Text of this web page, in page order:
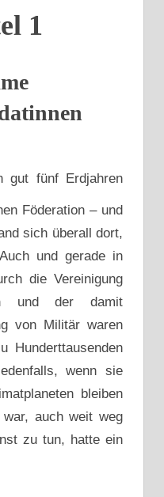
1
gut fünf Erdjahren
Föderation – und
sich überall dort,
und gerade in
die Vereinigung
und der damit
von Militär waren
Hunderttausenden
wenn sie
bleiben
auch weit weg
zu tun, hatte ein